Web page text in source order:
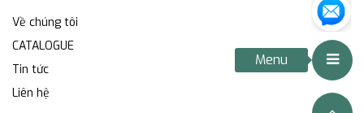
Về chúng tôi
CATALOGUE
Tin tức
Liên hệ
Menu